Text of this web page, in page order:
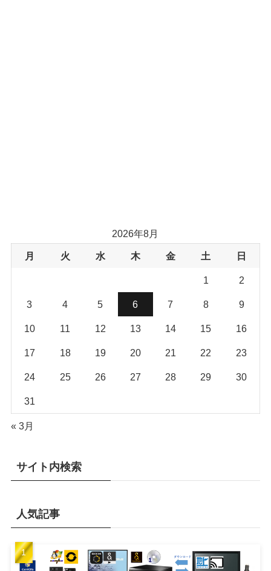
2026年8月
月 火 水 木 金 土 日
1 2
3 4 5 6 7 8 9
10 11 12 13 14 15 16
17 18 19 20 21 22 23
24 25 26 27 28 29 30
31
« 3月
サイト内検索
人気記事